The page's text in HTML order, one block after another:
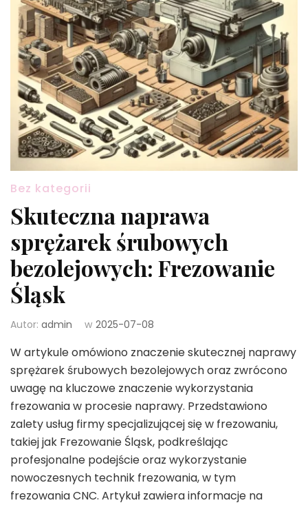
Bez kategorii
Skuteczna naprawa
sprężarek śrubowych
bezolejowych: Frezowanie
Śląsk
Autor: admin w 2025-07-08
W artykule omówiono znaczenie skutecznej naprawy
sprężarek śrubowych bezolejowych oraz zwrócono
uwagę na kluczowe znaczenie wykorzystania
frezowania w procesie naprawy. Przedstawiono
zalety usług firmy specjalizującej się w frezowaniu,
takiej jak Frezowanie Śląsk, podkreślając
profesjonalne podejście oraz wykorzystanie
nowoczesnych technik frezowania, w tym
frezowania CNC. Artykuł zawiera informacje na